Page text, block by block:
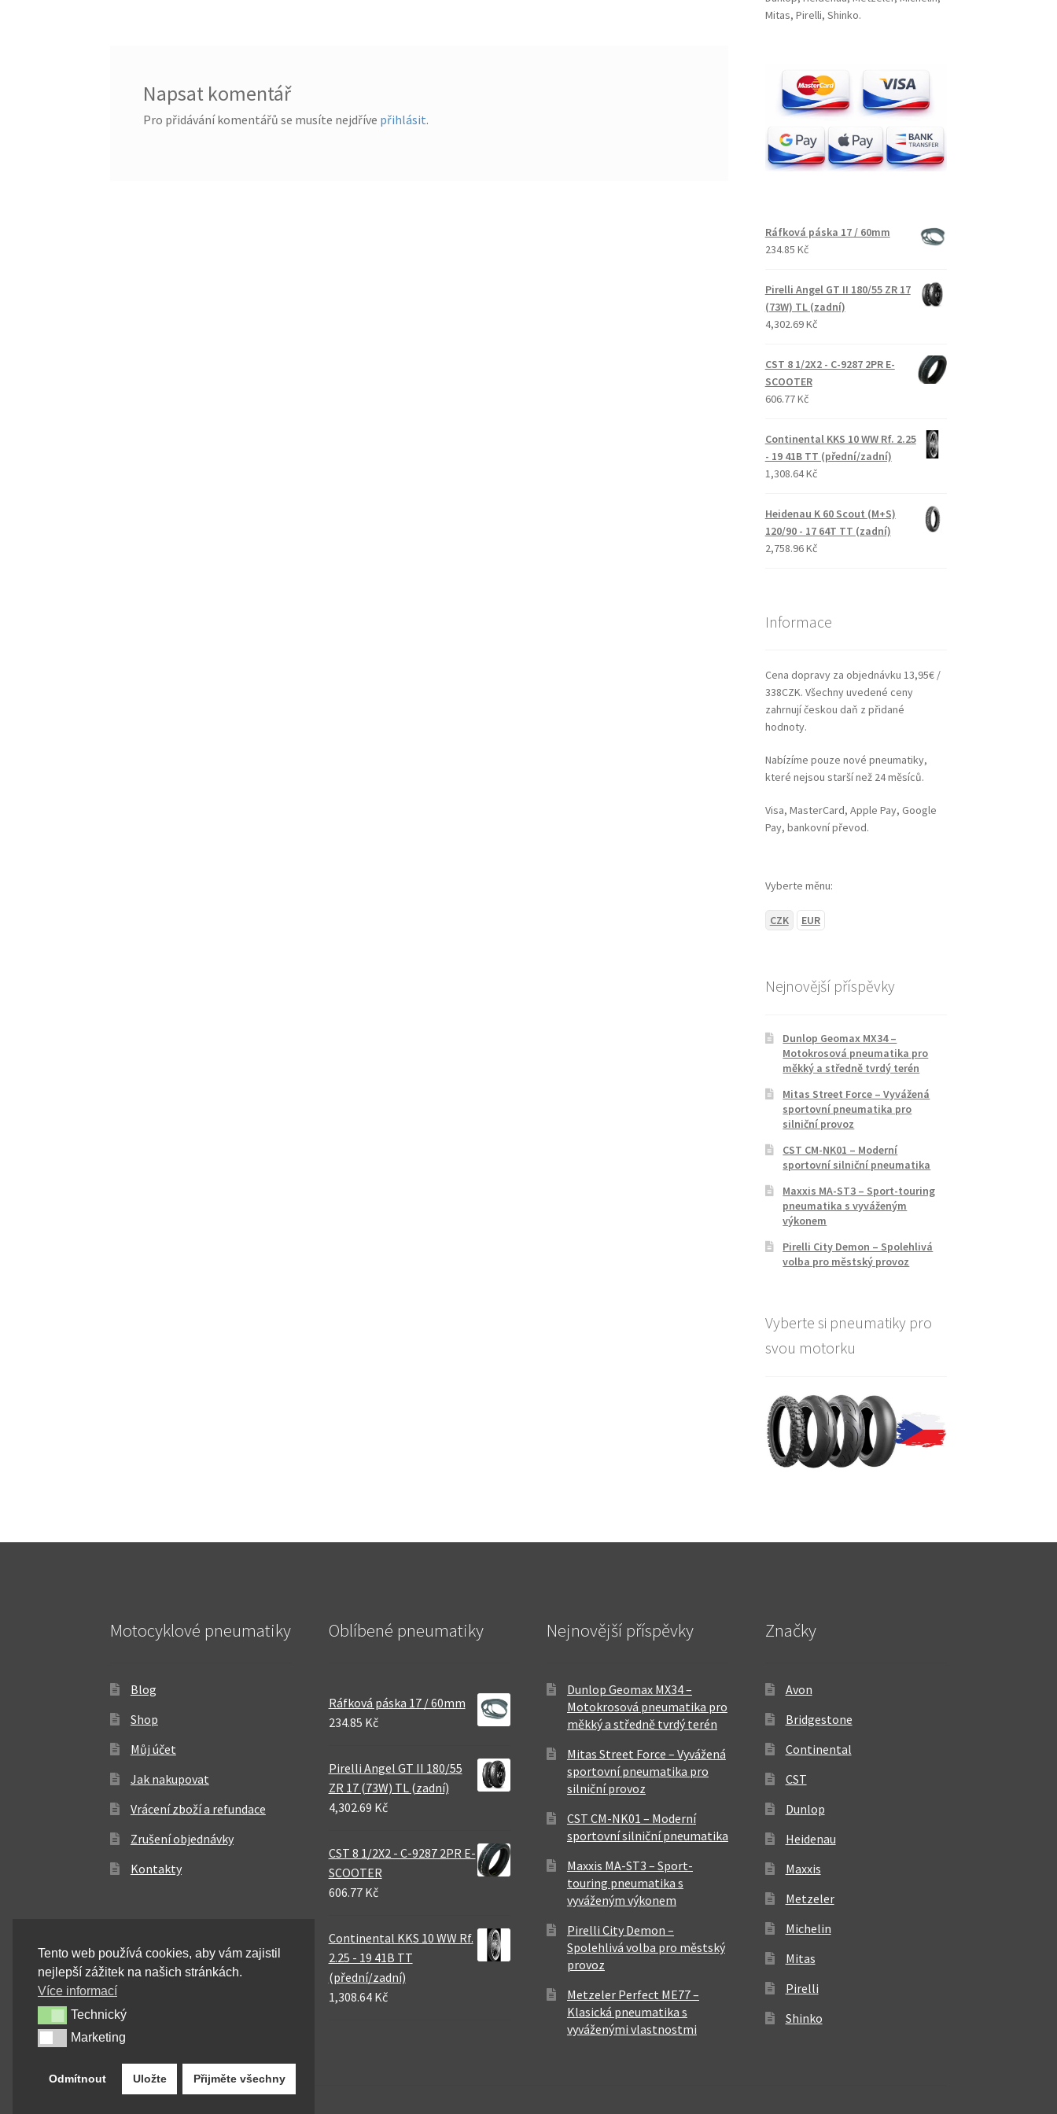
Napsat komentář
Pro přidávání komentářů se musíte nejdříve přihlásit.
Mitas, Pirelli, Shinko.
Ráfková páska 17 / 60mm
234.85 Kč
Pirelli Angel GT II 180/55 ZR 17
(73W) TL (zadní)
4,302.69 Kč
CST 8 1/2X2 - C-9287 2PR E-
SCOOTER
606.77 Kč
Continental KKS 10 WW Rf. 2.25
- 19 41B TT (přední/zadní)
1,308.64 Kč
Heidenau K 60 Scout (M+S)
120/90 - 17 64T TT (zadní)
2,758.96 Kč
Informace
Cena dopravy za objednávku 13,95€ /
338CZK. Všechny uvedené ceny
zahrnují českou daň z přidané
hodnoty.
Nabízíme pouze nové pneumatiky,
které nejsou starší než 24 měsíců.
Visa, MasterCard, Apple Pay, Google
Pay, bankovní převod.
Vyberte měnu:
CZK EUR
Nejnovější příspěvky
Dunlop Geomax MX34 –
Motokrosová pneumatika pro
měkký a středně tvrdý terén
Mitas Street Force – Vyvážená
sportovní pneumatika pro
silniční provoz
CST CM-NK01 – Moderní
sportovní silniční pneumatika
Maxxis MA-ST3 – Sport-touring
pneumatika s vyváženým
výkonem
Pirelli City Demon – Spolehlivá
volba pro městský provoz
Vyberte si pneumatiky pro
svou motorku
Motocyklové pneumatiky
Blog
Shop
Můj účet
Jak nakupovat
Vrácení zboží a refundace
Zrušení objednávky
Kontakty
Oblíbené pneumatiky
Ráfková páska 17 / 60mm
234.85 Kč
Pirelli Angel GT II 180/55
ZR 17 (73W) TL (zadní)
4,302.69 Kč
CST 8 1/2X2 - C-9287 2PR E-
SCOOTER
606.77 Kč
Continental KKS 10 WW Rf.
2.25 - 19 41B TT
(přední/zadní)
1,308.64 Kč
Nejnovější příspěvky
Dunlop Geomax MX34 –
Motokrosová pneumatika pro
měkký a středně tvrdý terén
Mitas Street Force – Vyvážená
sportovní pneumatika pro
silniční provoz
CST CM-NK01 – Moderní
sportovní silniční pneumatika
Maxxis MA-ST3 – Sport-
touring pneumatika s
vyváženým výkonem
Pirelli City Demon –
Spolehlivá volba pro městský
provoz
Metzeler Perfect ME77 –
Klasická pneumatika s
vyváženými vlastnostmi
Značky
Avon
Bridgestone
Continental
CST
Dunlop
Heidenau
Maxxis
Metzeler
Michelin
Mitas
Pirelli
Shinko
Tento web používá cookies, aby vám zajistil
nejlepší zážitek na našich stránkách.
Více informací
TechnickýTechnický
MarketingMarketing
Odmítnout Uložte Přijměte všechny